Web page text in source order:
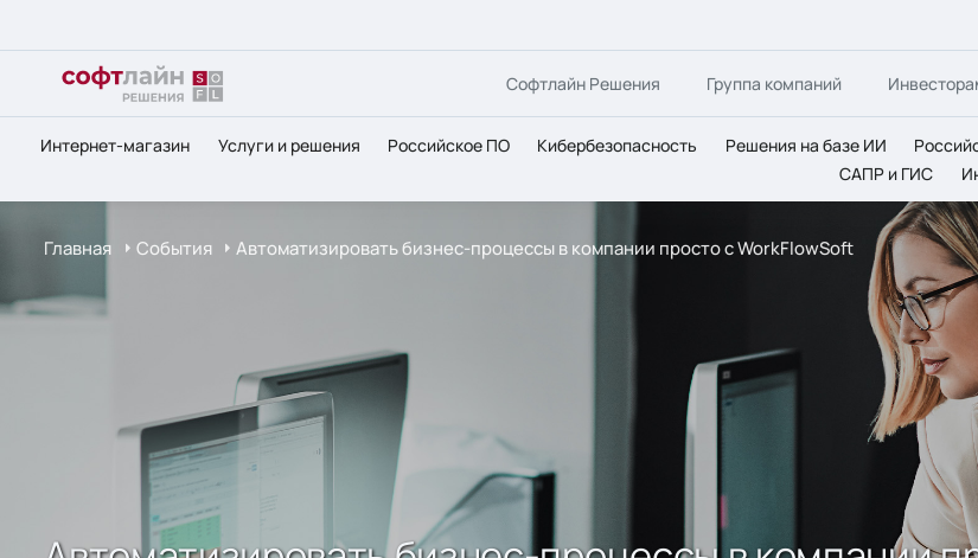
Софтлайн Решения Группа компаний
Интернет-магазин Услуги и решения Российское ПО Кибербезопасность Решения на базе ИИ
САПР и ГИС
Главная События Автоматизировать бизнес-процессы в компании просто с WorkFlowSoft